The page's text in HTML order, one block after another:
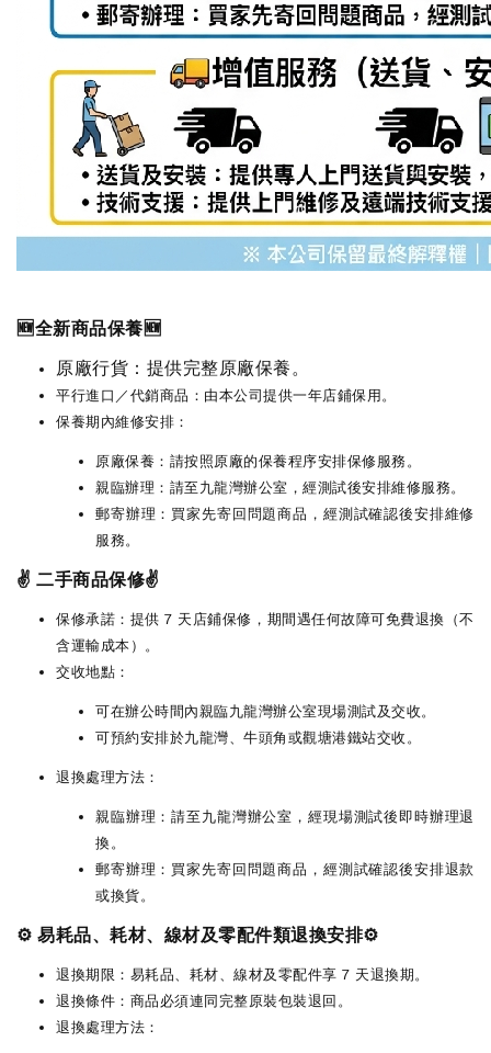
🆕全新商品保養🆕
原廠行貨：提供完整原廠保養。
平行進口／代銷商品：由本公司提供一年店鋪保用。
保養期內維修安排：
原廠保養：請按照原廠的保養程序安排保修服務。
親臨辦理：請至九龍灣辦公室，經測試後安排維修服務。
郵寄辦理：買家先寄回問題商品，經測試確認後安排維修
服務。
✌️ 二手商品保修✌️
保修承諾：提供 7 天店鋪保修，期間遇任何故障可免費退換（不
含運輸成本）。
交收地點：
可在辦公時間內親臨九龍灣辦公室現場測試及交收。
可預約安排於九龍灣、牛頭角或觀塘港鐵站交收。
退換處理方法：
親臨辦理：請至九龍灣辦公室，經現場測試後即時辦理退
換。
郵寄辦理：買家先寄回問題商品，經測試確認後安排退款
或換貨。
⚙️ 易耗品、耗材、線材及零配件類退換安排⚙️
退換期限：易耗品、耗材、線材及零配件享 7 天退換期。
退換條件：商品必須連同完整原裝包裝退回。
退換處理方法：